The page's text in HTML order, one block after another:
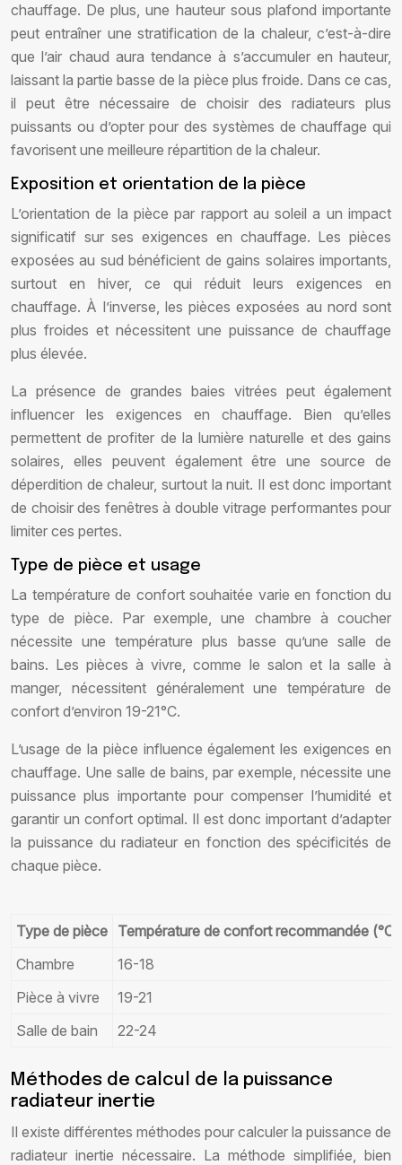
chauffage. De plus, une hauteur sous plafond importante
peut entraîner une stratification de la chaleur, c’est-à-dire
que l’air chaud aura tendance à s’accumuler en hauteur,
laissant la partie basse de la pièce plus froide. Dans ce cas,
il peut être nécessaire de choisir des radiateurs plus
puissants ou d’opter pour des systèmes de chauffage qui
favorisent une meilleure répartition de la chaleur.
Exposition et orientation de la pièce
L’orientation de la pièce par rapport au soleil a un impact
significatif sur ses exigences en chauffage. Les pièces
exposées au sud bénéficient de gains solaires importants,
surtout en hiver, ce qui réduit leurs exigences en
chauffage. À l’inverse, les pièces exposées au nord sont
plus froides et nécessitent une puissance de chauffage
plus élevée.
La présence de grandes baies vitrées peut également
influencer les exigences en chauffage. Bien qu’elles
permettent de profiter de la lumière naturelle et des gains
solaires, elles peuvent également être une source de
déperdition de chaleur, surtout la nuit. Il est donc important
de choisir des fenêtres à double vitrage performantes pour
limiter ces pertes.
Type de pièce et usage
La température de confort souhaitée varie en fonction du
type de pièce. Par exemple, une chambre à coucher
nécessite une température plus basse qu’une salle de
bains. Les pièces à vivre, comme le salon et la salle à
manger, nécessitent généralement une température de
confort d’environ 19-21°C.
L’usage de la pièce influence également les exigences en
chauffage. Une salle de bains, par exemple, nécessite une
puissance plus importante pour compenser l’humidité et
garantir un confort optimal. Il est donc important d’adapter
la puissance du radiateur en fonction des spécificités de
chaque pièce.
Type de pièce Température de confort recommandée (°C)
Chambre
16-18
Pièce à vivre
19-21
Salle de bain
22-24
Méthodes de calcul de la puissance
radiateur inertie
Il existe différentes méthodes pour calculer la puissance de
radiateur inertie nécessaire. La méthode simplifiée, bien